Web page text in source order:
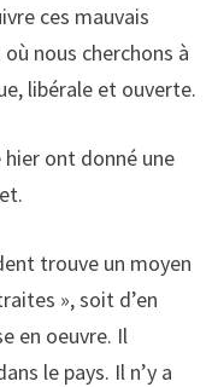
ces mauvais
nous cherchons à
libérale et ouverte.
ont donné une
trouve un moyen
», soit d’en
en oeuvre. Il
le pays. Il n’y a